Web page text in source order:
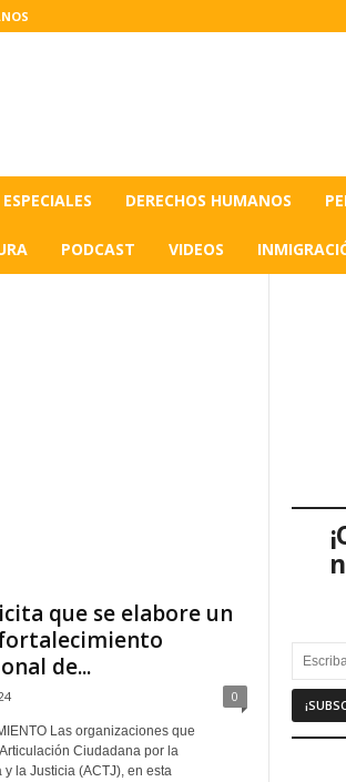
DERECHOS HUMANOS
PODCAST VIDEOS
que se elabore un
de...
0
Las organizaciones que
Ciudadana por la
la Justicia (ACTJ), en esta